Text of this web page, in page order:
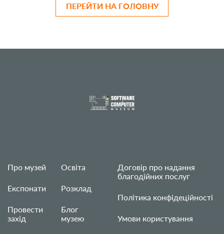
ПЕРЕЙТИ НА ГОЛОВНУ
Про музей
Експонати
Провести
захід
Освіта
Розклад
Блог
музею
Договір про надання
благодійних послуг
Політика конфідеційності
Умови користування